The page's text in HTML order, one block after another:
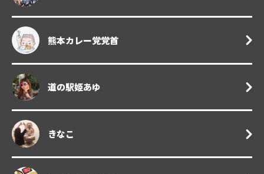
熊本カレー党党首
道の駅姫あゆ
きなこ